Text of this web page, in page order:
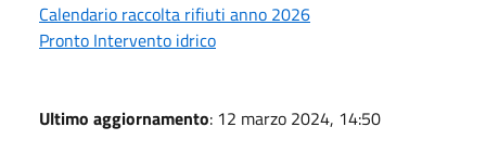
Calendario raccolta rifiuti anno 2026
Pronto Intervento idrico
Ultimo aggiornamento: 12 marzo 2024, 14:50